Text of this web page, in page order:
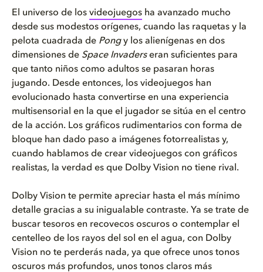
No te pierdas nada con Dolby
El universo de los videojuegos ha avanzado mucho
desde sus modestos orígenes, cuando las raquetas y la
pelota cuadrada de Pongy los alienígenas en dos
dimensiones de Space Invaderseran suficientes para
que tanto niños como adultos se pasaran horas
jugando. Desde entonces, los videojuegos han
evolucionado hasta convertirse en una experiencia
multisensorial en la que el jugador se sitúa en el centro
de la acción. Los gráficos rudimentarios con forma de
bloque han dado paso a imágenes fotorrealistas y,
cuando hablamos de crear videojuegos con gráficos
realistas, la verdad es que Dolby Vision no tiene rival.
Dolby Vision te permite apreciar hasta el más mínimo
detalle gracias a su inigualable contraste. Ya se trate de
buscar tesoros en recovecos oscuros o contemplar el
centelleo de los rayos del sol en el agua, con Dolby
Vision no te perderás nada, ya que ofrece unos tonos
oscuros más profundos, unos tonos claros más